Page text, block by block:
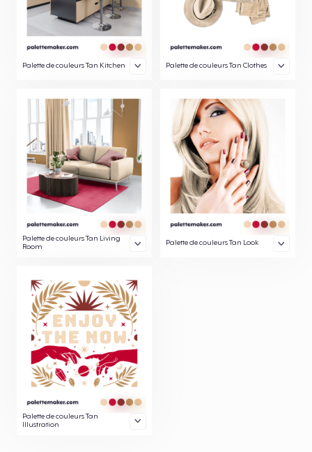
Palette de couleurs Tan Kitchen Palette de couleurs Tan Clothes
Palette de couleurs Tan Living
Room
Palette de couleurs Tan Look
Palette de couleurs Tan
Illustration